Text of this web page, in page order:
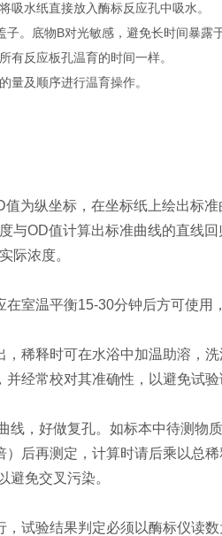
吸水纸直接放入酶标反应孔中吸水。
。底物B对光敏感，避免长时间暴露
有反应板孔温育的时间一样。
量及顺序进行温育操作。
值为纵坐标，在坐标纸上绘出标
与OD值计算出标准曲线的直线
际浓度。
在室温平衡15-30分钟后方可使
稀释时可在水浴中加温助溶，洗
经常校对其准确性，以避免试
线，好做复孔。如标本中待测物
后再测定，计算时请后乘以总稀
避免交叉污染。
试验结果判定必须以酶标仪读数